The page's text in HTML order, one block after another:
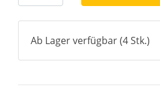
Ab Lager verfügbar (4 Stk.)